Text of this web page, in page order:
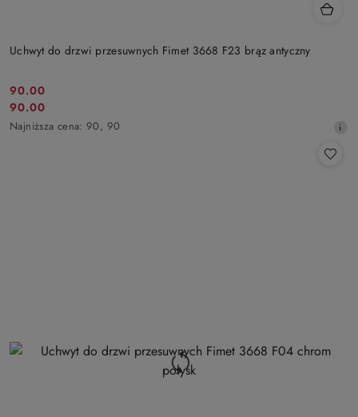
Uchwyt do drzwi przesuwnych Fimet 3668 F23 brąz antyczny
Cena
promocyjna:
90.00
Cena
promocyjna:
90.00
Najniższa
Najniższa cena: 90, 90